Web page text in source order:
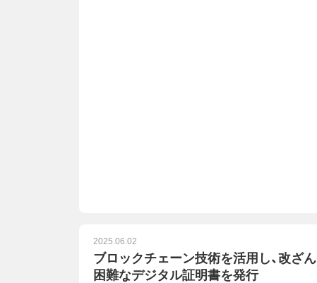
2025.06.02
ブロックチェーン技術を活用し、改ざん
困難なデジタル証明書を発行